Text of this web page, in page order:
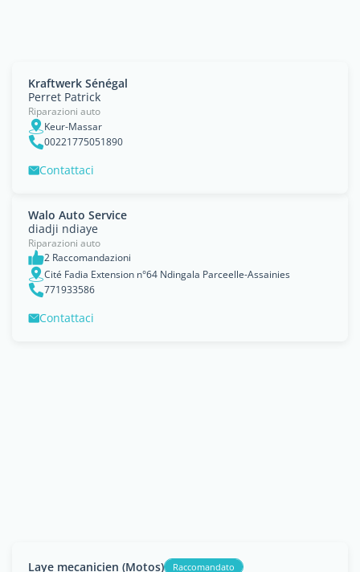
Kraftwerk Sénégal
Perret Patrick
Riparazioni auto
Keur-Massar
00221775051890
Contattaci
Walo Auto Service
diadji ndiaye
Riparazioni auto
2 Raccomandazioni
Cité Fadia Extension n°64 Ndingala Parceelle-Assainies
771933586
Contattaci
Laye mecanicien (Motos) Raccomandato